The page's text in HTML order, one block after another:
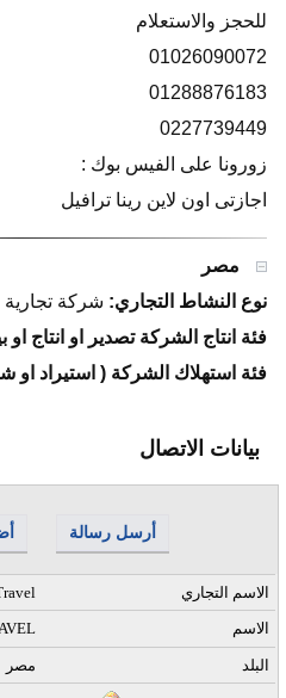
للحجز والاستعلام
01026090072
01288876183
0227739449
زورونا على الفيس بوك :
اجازتى اون لاين رينا ترافيل
مصر
نوع النشاط التجاري: شركة تجارية
فئة انتاج الشركة تصدير او انتاج او
فئة استهلاك الشركة ( استيراد او
بيانات الاتصال
أرسل رسالة
الاسم التجاري
الاسم
مصر البلد